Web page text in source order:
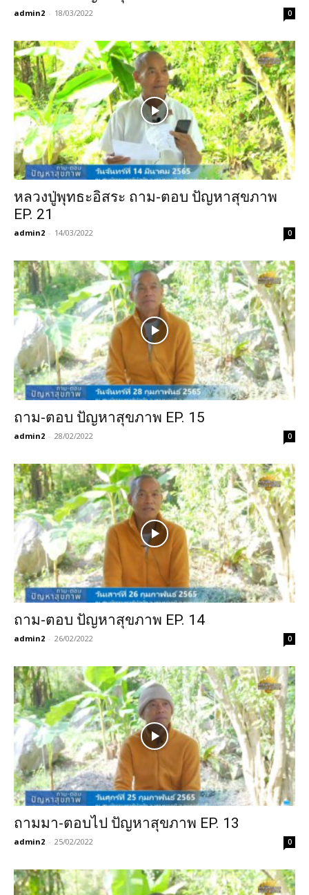
admin2 - 18/03/2022 0
หลวงปู่พุทธะอิสระ ถาม-ตอบ ปัญหาสุขภาพ
EP. 21
admin2 - 14/03/2022 0
ถาม-ตอบ ปัญหาสุขภาพ EP. 15
admin2 - 28/02/2022 0
ถาม-ตอบ ปัญหาสุขภาพ EP. 14
admin2 - 26/02/2022 0
ถามมา-ตอบไป ปัญหาสุขภาพ EP. 13
admin2 - 25/02/2022 0